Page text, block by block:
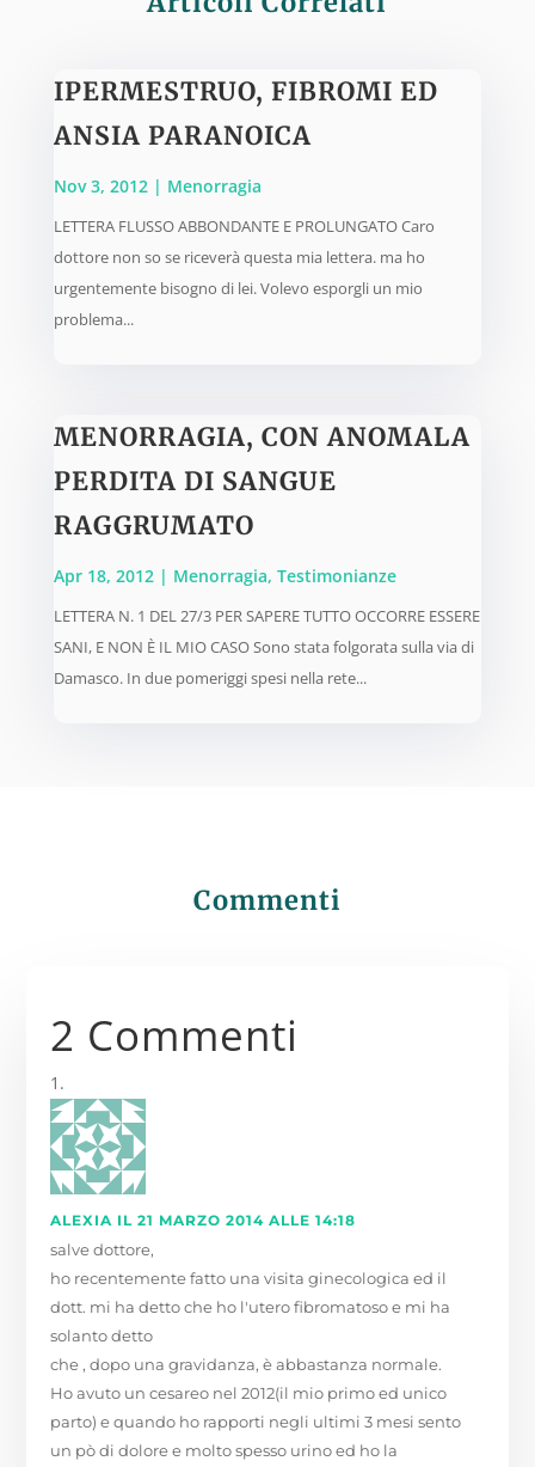
IPERMESTRUO, FIBROMI ED
ANSIA PARANOICA
Nov 3, 2012| Menorragia
LETTERA FLUSSO ABBONDANTE E PROLUNGATO Caro
dottore non so se riceverà questa mia lettera. ma ho
urgentemente bisogno di lei. Volevo esporgli un mio
problema...
MENORRAGIA, CON ANOMALA
PERDITA DI SANGUE
RAGGRUMATO
Apr 18, 2012| Menorragia, Testimonianze
LETTERA N. 1 DEL 27/3 PER SAPERE TUTTO OCCORRE ESSERE
SANI, E NON È IL MIO CASO Sono stata folgorata sulla via di
Damasco. In due pomeriggi spesi nella rete...
Commenti
2 Commenti
ALEXIA IL 21 MARZO 2014 ALLE 14:18
salve dottore,
ho recentemente fatto una visita ginecologica ed il
dott. mi ha detto che ho l'utero fibromatoso e mi ha
solanto detto
che , dopo una gravidanza, è abbastanza normale.
Ho avuto un cesareo nel 2012(il mio primo ed unico
parto) e quando ho rapporti negli ultimi 3 mesi sento
un pò di dolore e molto spesso urino ed ho la